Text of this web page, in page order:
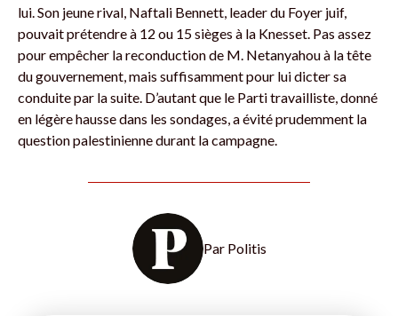
lui. Son jeune rival, Naftali Bennett, leader du Foyer juif,
pouvait prétendre à 12 ou 15 sièges à la Knesset. Pas assez
pour empêcher la reconduction de M. Netanyahou à la tête
du gouvernement, mais suffisamment pour lui dicter sa
conduite par la suite. D’autant que le Parti travailliste, donné
en légère hausse dans les sondages, a évité prudemment la
question palestinienne durant la campagne.
Par Politis